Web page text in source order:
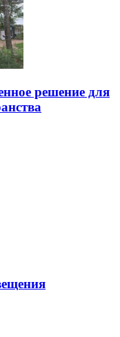
решение для